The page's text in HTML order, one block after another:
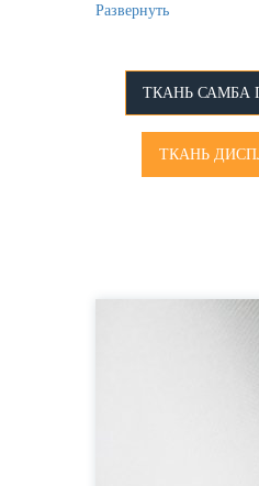
Развернуть
ТКАНЬ САМБА
ТКАНЬ